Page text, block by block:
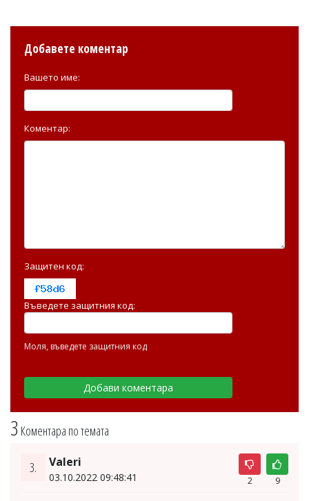
3 Коментара по темата
3. Valеri
03.10.2022 09:48:41 2 9
Добавете коментар
Вашето име:
Коментар:
Защитен код:
Въведете защитния код:
Моля, въведете защитния код